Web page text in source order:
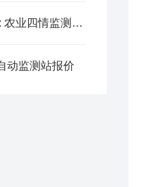
农业植保/仪器: 农业四情监测站—多功能于一体的现代化农业监测系统
动监测站报价